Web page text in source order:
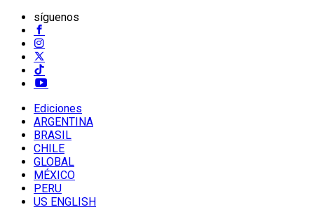
síguenos
Ediciones
ARGENTINA
BRASIL
CHILE
GLOBAL
MÉXICO
PERU
US ENGLISH